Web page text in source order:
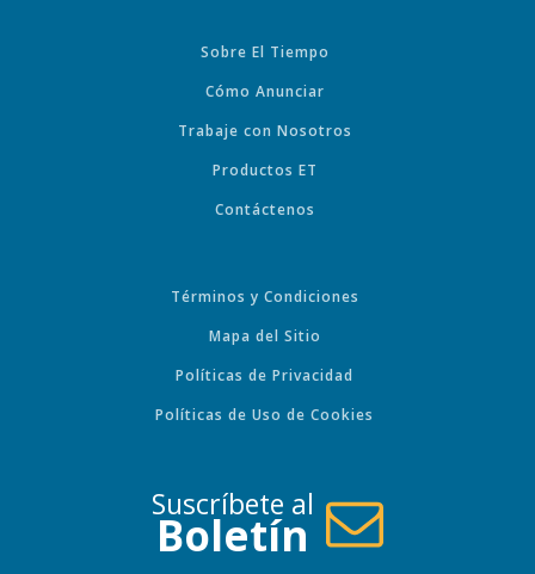
Sobre El Tiempo
Cómo Anunciar
Trabaje con Nosotros
Productos ET
Contáctenos
Términos y Condiciones
Mapa del Sitio
Políticas de Privacidad
Políticas de Uso de Cookies
Suscríbete al
Boletín